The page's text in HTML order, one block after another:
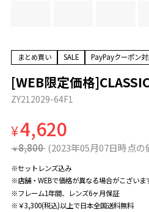
まとめ買い SALE PayPayクーポン
[WEB限定価格
ZY212029-64F1
¥4,620
¥ 8,800 (2023年05月07日時点の
※セットレンズ込み
※店舗・WEBで価格が異なる場合がこざいま
※フレーム1年間、レンズ6ヶ月保証
※￥3,300(税込)以上で日本全国送料無料